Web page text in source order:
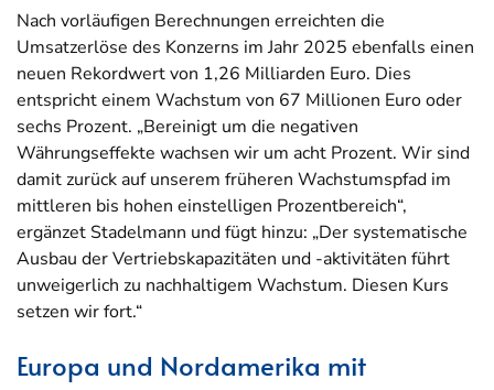
Nach vorläufigen Berechnungen erreichten die
Umsatzerlöse des Konzerns im Jahr 2025 ebenfalls einen
neuen Rekordwert von 1,26 Milliarden Euro. Dies
entspricht einem Wachstum von 67 Millionen Euro oder
sechs Prozent. „Bereinigt um die negativen
Währungseffekte wachsen wir um acht Prozent. Wir sind
damit zurück auf unserem früheren Wachstumspfad im
mittleren bis hohen einstelligen Prozentbereich“,
ergänzet Stadelmann und fügt hinzu: „Der systematische
Ausbau der Vertriebskapazitäten und -aktivitäten führt
unweigerlich zu nachhaltigem Wachstum. Diesen Kurs
setzen wir fort.“
Europa und Nordamerika mit